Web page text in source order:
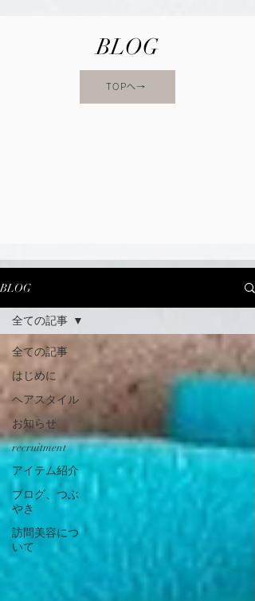
BLOG
TOPへ→
BLOG
全ての記事
はじめに
ヘアスタイル
お知らせ
recruitment
アイテム紹介
ブログ、つぶ
やき
訪問美容につ
いて
全ての記事